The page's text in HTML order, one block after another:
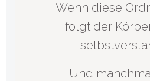
Wenn diese
folgt der
Und